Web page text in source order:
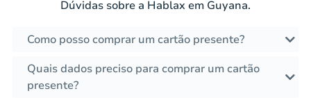
Dúvidas sobre a Hablax em Guyana.
Como posso comprar um cartão presente?
Quais dados preciso para comprar um cartão
presente?